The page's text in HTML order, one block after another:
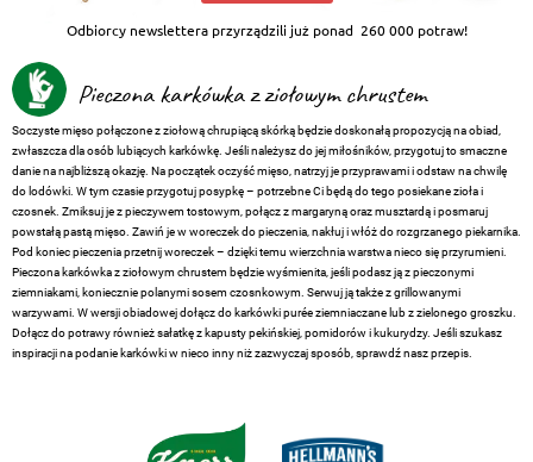
Odbiorcy newslettera przyrządzili już ponad 260 000 potraw!
Pieczona karkówka z ziołowym chrustem
Soczyste mięso połączone z ziołową chrupiącą skórką będzie doskonałą propozycją na obiad,
zwłaszcza dla osób lubiących karkówkę. Jeśli należysz do jej miłośników, przygotuj to smaczne
danie na najbliższą okazję. Na początek oczyść mięso, natrzyj je przyprawami i odstaw na chwilę
do lodówki. W tym czasie przygotuj posypkę – potrzebne Ci będą do tego posiekane zioła i
czosnek. Zmiksuj je z pieczywem tostowym, połącz z margaryną oraz musztardą i posmaruj
powstałą pastą mięso. Zawiń je w woreczek do pieczenia, nakłuj i włóż do rozgrzanego piekarnika.
Pod koniec pieczenia przetnij woreczek – dzięki temu wierzchnia warstwa nieco się przyrumieni.
Pieczona karkówka z ziołowym chrustem będzie wyśmienita, jeśli podasz ją z pieczonymi
ziemniakami, koniecznie polanymi sosem czosnkowym. Serwuj ją także z grillowanymi
warzywami. W wersji obiadowej dołącz do karkówki purée ziemniaczane lub z zielonego groszku.
Dołącz do potrawy również sałatkę z kapusty pekińskiej, pomidorów i kukurydzy. Jeśli szukasz
inspiracji na podanie karkówki w nieco inny niż zazwyczaj sposób, sprawdź nasz przepis.